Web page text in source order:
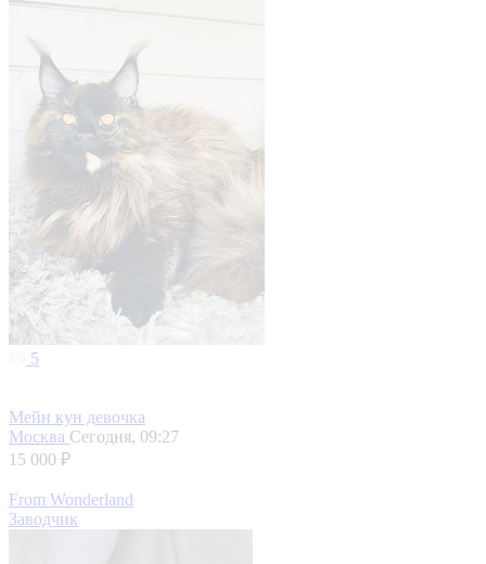
5
Мейн кун девочка
Москва Сегодня, 09:27
15 000 ₽
From Wonderland
Заводчик